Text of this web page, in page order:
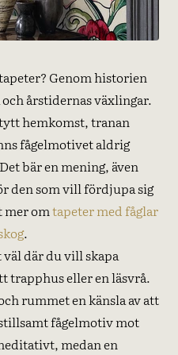
Genom historien
årstidernas växlingar.
hemkomst, tranan
fågelmotivet aldrig
bär en mening, även
den som vill fördjupa sig
mer omtapeter med fåglar
.
väl där du vill skapa
trapphus eller en läsvrå.
rummet en känsla av att
fågelmotiv mot
medan en